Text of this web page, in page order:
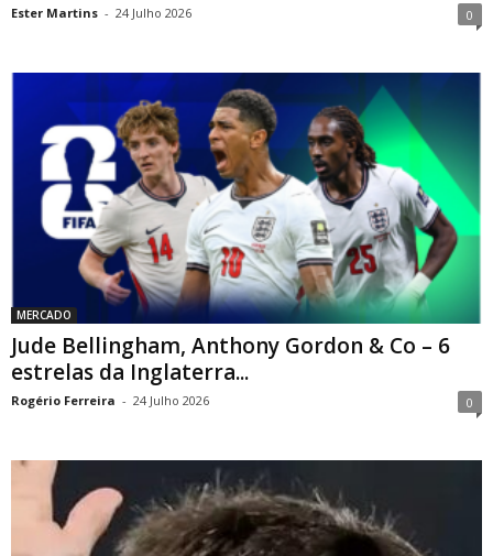
Ester Martins - 24 Julho 2026 0
MERCADO
Jude Bellingham, Anthony Gordon & Co – 6
estrelas da Inglaterra...
Rogério Ferreira - 24 Julho 2026 0